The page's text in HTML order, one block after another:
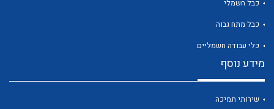
כבל חשמלי
כבל מתח גבוה
כלי עבודה חשמליים
מידע נוסף
שירותי תמיכה